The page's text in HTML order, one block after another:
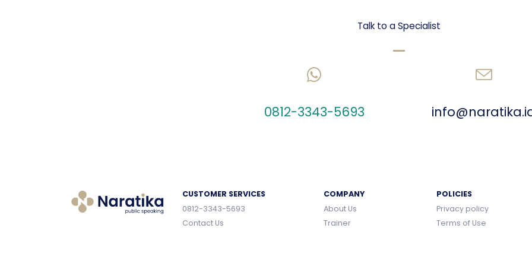
Talk to a Specialist
0812-3343-5693
CUSTOMER SERVICES
0812-3343-5693
Contact Us
COMPANY
About Us
Trainer
POLICIES
Privacy policy
Terms of Use